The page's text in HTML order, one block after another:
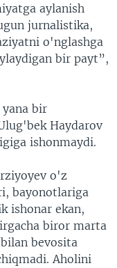
aylanish
jurnalistika,
o'nglashga
bir payt”,
bir
Haydarov
ishonmaydi.
o'z
bayonotlariga
ishonar ekan,
biror marta
bevosita
Aholini